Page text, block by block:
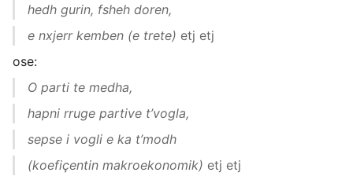
hedh gurin, fsheh doren,
e nxjerr kemben (e trete) etj etj
ose:
O parti te medha,
hapni rruge partive t’vogla,
sepse i vogli e ka t’modh
(koefiçentin makroekonomik) etj etj